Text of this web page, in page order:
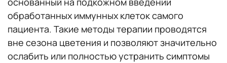
обработанных иммунных клеток самого
пациента. Такие методы терапии проводятся
вне сезона цветения и позволяют значительно
ослабить или полностью устранить симптомы